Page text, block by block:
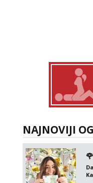
NAJNOVIJI